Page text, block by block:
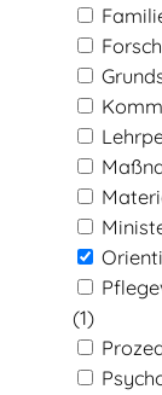
(1)